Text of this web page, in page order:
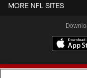
MORE NFL SITES